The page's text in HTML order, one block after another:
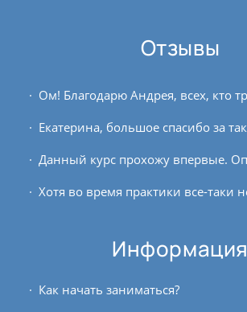
Отзывы
Информация
Как начать заниматься?